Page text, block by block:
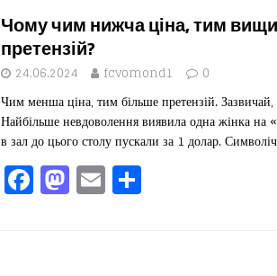
e
b
o
o
k
o
d
o
n
l ит
ис
я
Чому чим нижча ціна, тим
претензій?
24.06.2024 fcvomond1 0
Чим менша ціна, тим більше претензій.
Найбільше невдоволення виявила одна жінка на
в зал до цього столу пускали за 1 долар.
F
a
M
a
E
m